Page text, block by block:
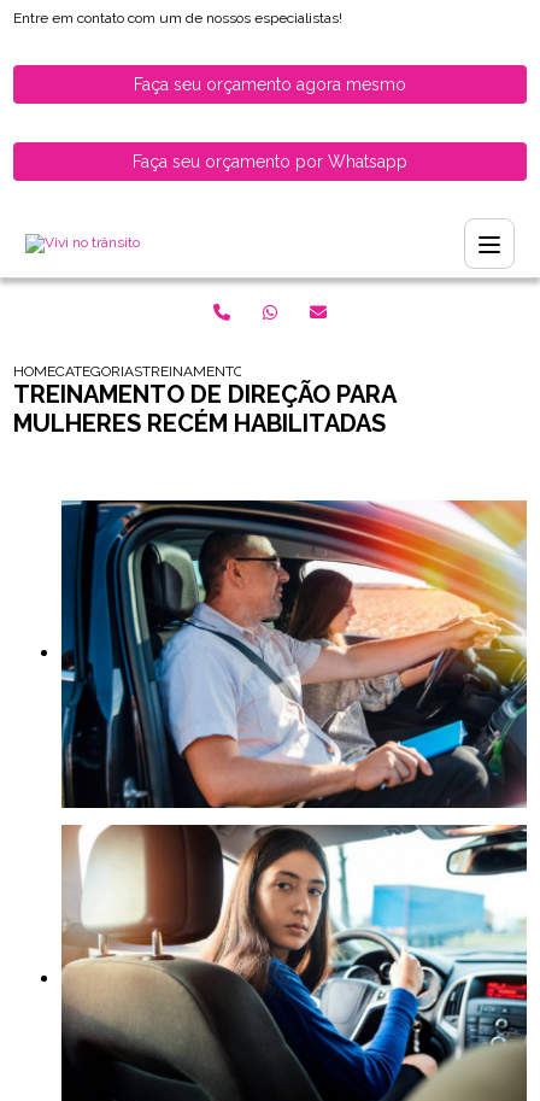
Entre em contato com um de nossos especialistas!
Faça seu orçamento agora mesmo
Faça seu orçamento por Whatsapp
HOMECATEGORIASTREINAMENTO DE DIRECAO PARA MULHERES RECEM
TREINAMENTO DE DIREÇÃO PARA
MULHERES RECÉM HABILITADAS